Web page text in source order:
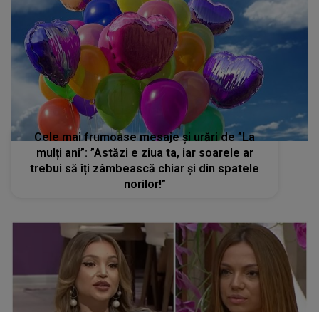
Cele mai frumoase mesaje și urări de ”La
mulți ani”: ”Astăzi e ziua ta, iar soarele ar
trebui să îți zâmbească chiar și din spatele
norilor!”